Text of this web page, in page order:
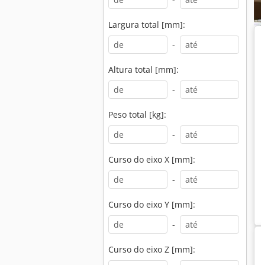
Largura total [mm]:
-
Altura total [mm]:
-
Peso total [kg]:
-
Curso do eixo X [mm]:
-
Curso do eixo Y [mm]:
-
Curso do eixo Z [mm]: